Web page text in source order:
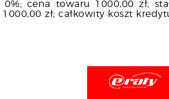
0%; cena towaru 1000,00 zł;
1000,00 zł; całkowity koszt